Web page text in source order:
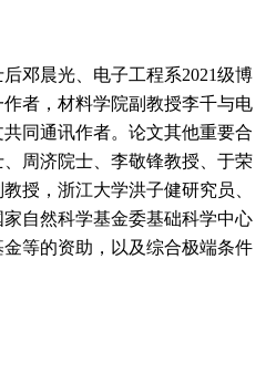
邓晨光、电子工程系2021级博
者，材料学院副教授李千与电
同通讯作者。论文其他重要合
周济院士、李敬锋教授、于荣
授，浙江大学洪子健研究员、
自然科学基金委基础科学中心
等的资助，以及综合极端条件